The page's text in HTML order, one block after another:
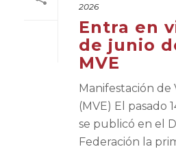
2026
Entra en
de junio
MVE
Manifestación de
(MVE) El pasado
se publicó en el
Federación la